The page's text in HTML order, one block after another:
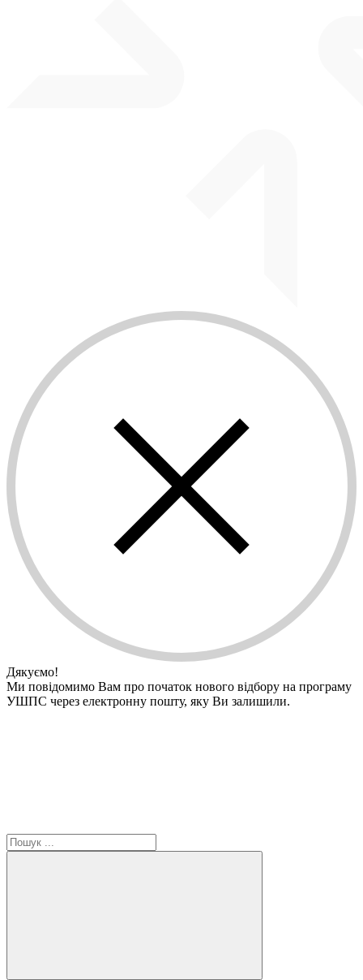
Дякуємо!
Ми повідомимо Вам про початок нового відбору на програму
УШПС через електронну пошту, яку Ви залишили.